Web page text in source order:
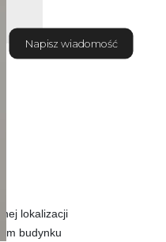
Napisz wiadomość
lokalizacji
budynku